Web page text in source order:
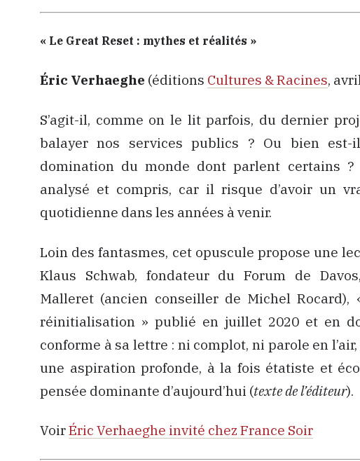
« Le Great Reset : mythes et réalités »
Éric Verhaeghe (éditions Cultures & Racines,
S’agit-il, comme on le lit parfois, du dernier
balayer nos services publics ? Ou bien
domination du monde dont parlent certains ?
analysé et compris, car il risque d’avoir un
quotidienne dans les années à venir.
Loin des fantasmes, cet opuscule propose une
Klaus Schwab, fondateur du Forum de
Malleret (ancien conseiller de Michel Rocard),
réinitialisation » publié en juillet 2020 et en
conforme à sa lettre : ni complot, ni parole en
une aspiration profonde, à la fois étatiste et
pensée dominante d’aujourd’hui (texte de l’éditeur).
VoirÉric Verhaeghe invité chez France Soir